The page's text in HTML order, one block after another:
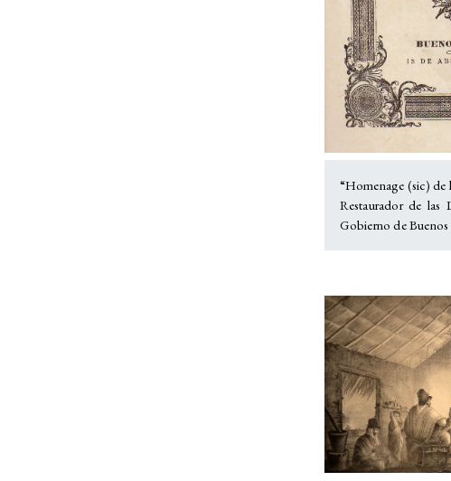
“Homenage (sic) de
Restaurador de las
Gobierno de Buenos